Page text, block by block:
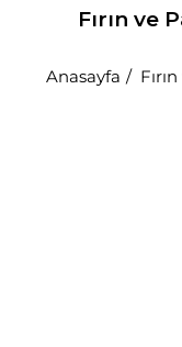
Fırın ve
Anasayfa